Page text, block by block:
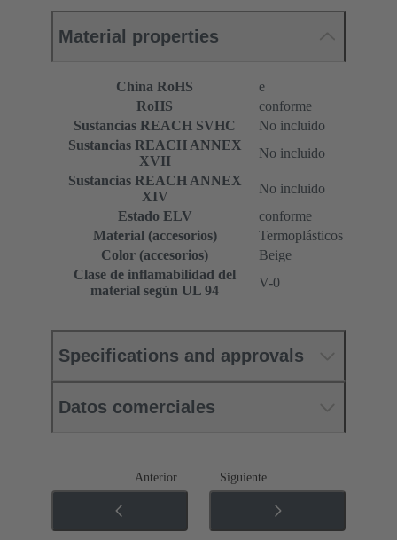
Material properties
China RoHS
e
RoHS
conforme
Sustancias REACH SVHC
No incluido
Sustancias REACH ANNEX
XVII
No incluido
Sustancias REACH ANNEX
XIV
No incluido
Estado ELV
conforme
Material (accesorios)
Termoplásticos
Color (accesorios)
Beige
Clase de inflamabilidad del
material según UL 94
V-0
Specifications and approvals
Datos comerciales
Anterior Siguiente